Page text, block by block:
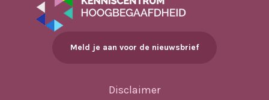
Meld je aan voor de nieuwsbrief
Disclaimer